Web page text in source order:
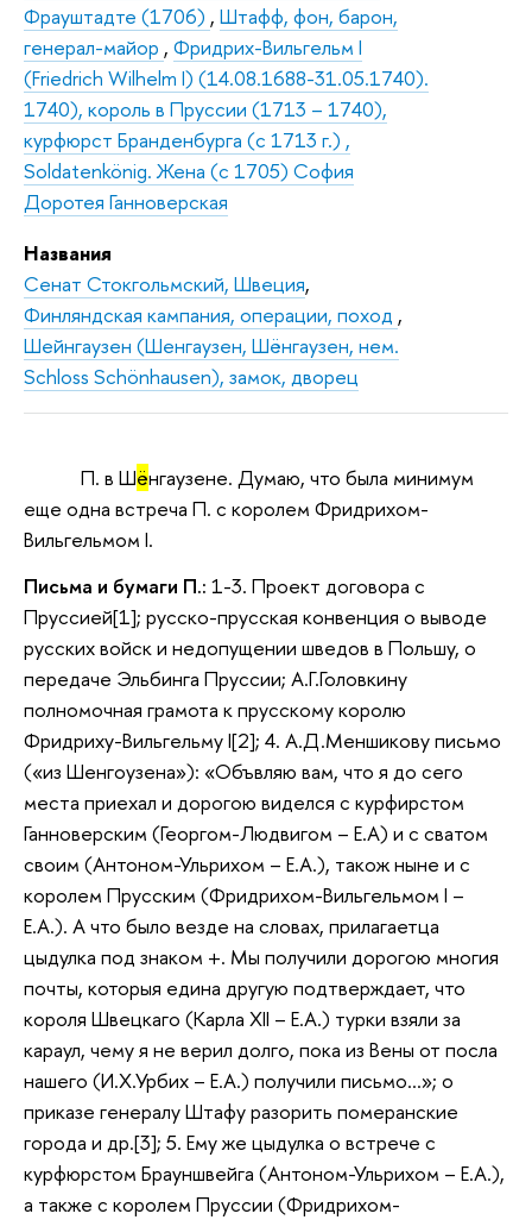
Фрауштадте (1706) , Штафф, фон, барон,
генерал-майор , Фридрих-Вильгельм I
(Friedrich Wilhelm I) (14.08.1688-31.05.1740).
1740), король в Пруссии (1713 – 1740),
курфюрст Бранденбурга (с 1713 г.) ,
Soldatenkönig. Жена (с 1705) София
Доротея Ганноверская
Названия
Сенат Стокгольмский, Швеция,
Финляндская кампания, операции, поход ,
Шейнгаузен (Шенгаузен, Шёнгаузен, нем.
Schloss Schönhausen), замок, дворец
П. в Шёнгаузене. Думаю, что была минимум
еще одна встреча П. с королем Фридрихом-
Вильгельмом I.
Письма и бумаги П.: 1-3. Проект договора с
Пруссией[1]; русско-прусская конвенция о выводе
русских войск и недопущении шведов в Польшу, о
передаче Эльбинга Пруссии; А.Г.Головкину
полномочная грамота к прусскому королю
Фридриху-Вильгельму I[2]; 4. А.Д.Меншикову письмо
(«из Шенгоузена»): «Объвляю вам, что я до сего
места приехал и дорогою виделся с курфирстом
Ганноверским (Георгом-Людвигом – Е.А) и с сватом
своим (Антоном-Ульрихом – Е.А.), також ныне и с
королем Прусским (Фридрихом-Вильгельмом I –
Е.А.). А что было везде на словах, прилагаетца
цыдулка под знаком +. Мы получили дорогою многия
почты, которыя едина другую подтверждает, что
короля Швецкаго (Карла XII – Е.А.) турки взяли за
караул, чему я не верил долго, пока из Вены от посла
нашего (И.Х.Урбих – Е.А.) получили письмо…»; о
приказе генералу Штафу разорить померанские
города и др.[3]; 5. Ему же цыдулка о встрече с
курфюрстом Брауншвейга (Антоном-Ульрихом – Е.А.),
а также с королем Пруссии (Фридрихом-